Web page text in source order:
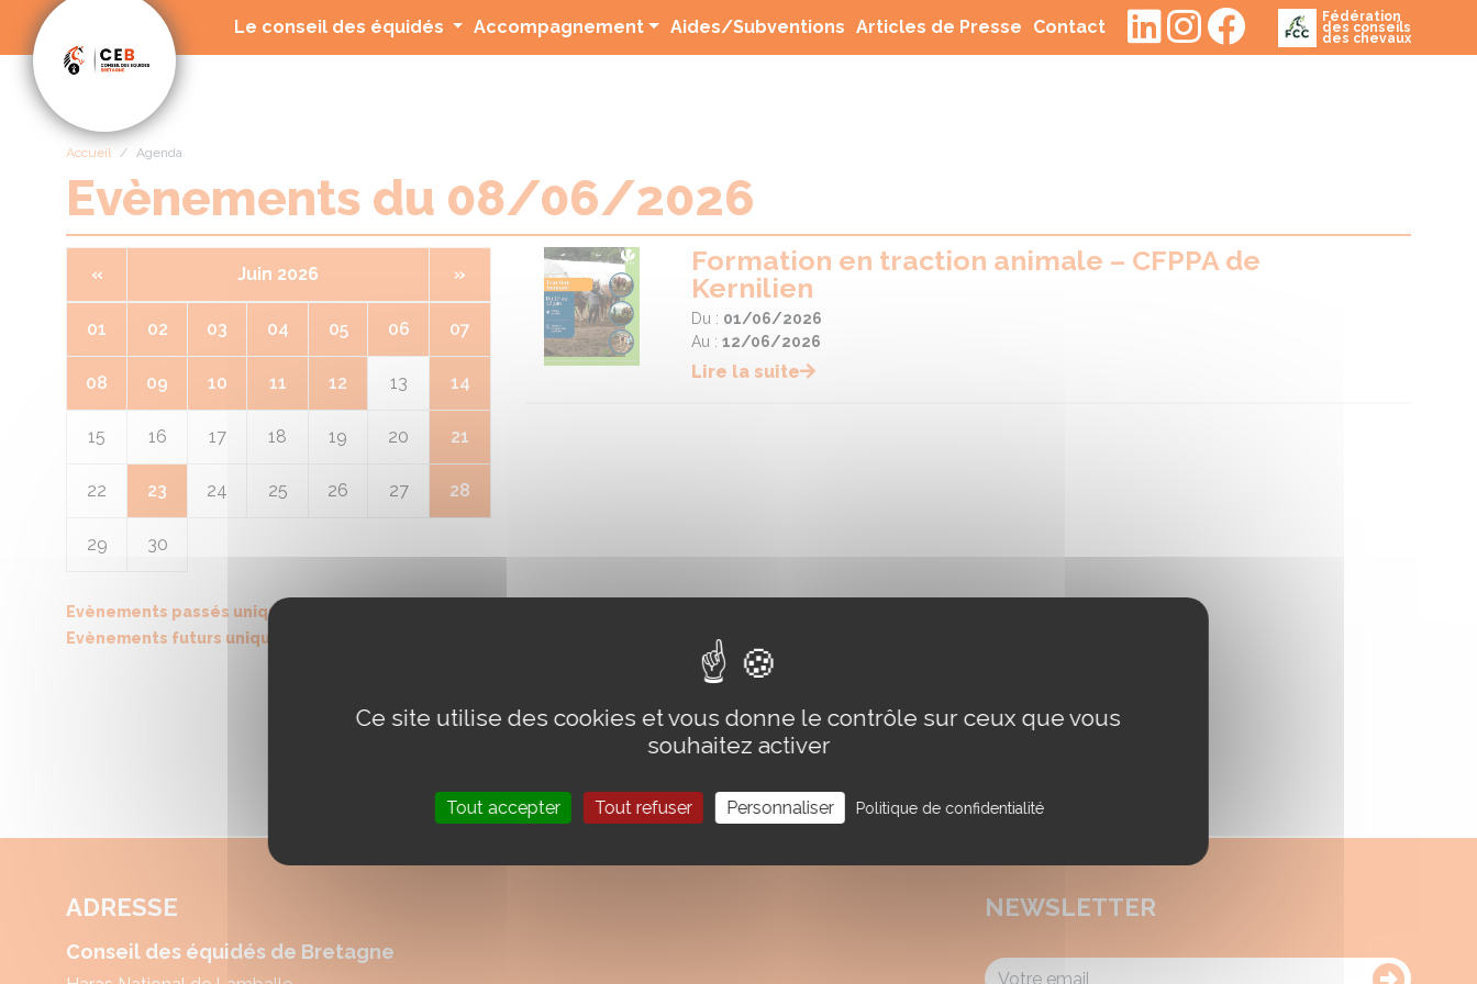
Le conseil des équidés Accompagnement Aides/Subventions (current)
Articles de Presse (current)
Contact(current) Fédération
des conseils
des chevaux
Accueil Agenda
Evènements du 08/06/2026
« Juin 2026 »
01 02 03 04 05 06 07
08 09 10 11 12 13 14
15 16 17 18 19 20 21
22 23 24 25 26 27 28
29 30
Evènements passés uniquement
Evènements futurs uniquement
Formation en traction animale – CFPPA de
Kernilien
Du : 01/06/2026
Au : 12/06/2026
Lire la suite
ADRESSE
Conseil des équidés de Bretagne
NEWSLETTER
Panneau de gestion des cookies
Ce site utilise des cookies et vous donne le contrôle sur ceux que vous
souhaitez activer
Tout accepter Tout refuser Personnaliser Politique de confidentialité